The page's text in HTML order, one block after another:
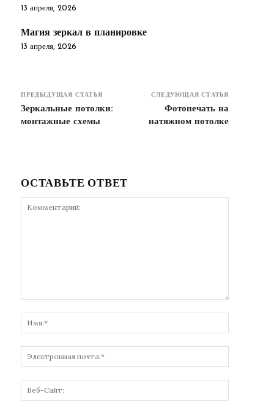
13 апреля, 2026
Магия зеркал в планировке
13 апреля, 2026
ПРЕДЫДУЩАЯ СТАТЬЯ
Зеркальные потолки:
монтажные схемы
СЛЕДУЮЩАЯ СТАТЬЯ
Фотопечать на
натяжном потолке
ОСТАВЬТЕ ОТВЕТ
почта:*
Сайт: